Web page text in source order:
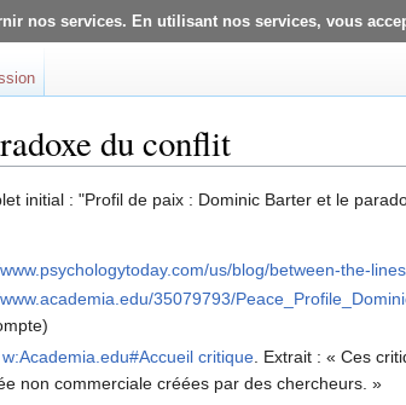
nos services. En utilisant nos services, vous
du conflit
initial : "Profil de paix : Dominic Barter et le
us/blog/between-the-
35079793/
w:Academia.edu#Accueil critique. Extrait : « Ces
non commerciale créées par des chercheurs. »